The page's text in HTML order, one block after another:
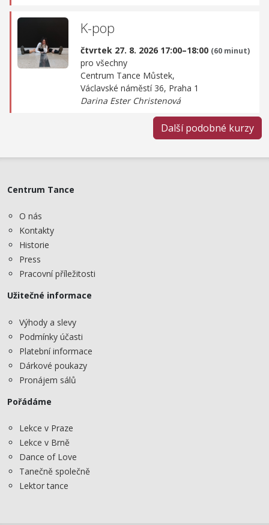
K-pop
čtvrtek 27. 8. 2026 17:00–18:00 (60 minut)
pro všechny
Centrum Tance Můstek,
Václavské náměstí 36, Praha 1
Darina Ester Christenová
Další podobné kurzy
Centrum Tance
O nás
Kontakty
Historie
Press
Pracovní příležitosti
Užitečné informace
Výhody a slevy
Podmínky účasti
Platební informace
Dárkové poukazy
Pronájem sálů
Pořádáme
Lekce v Praze
Lekce v Brně
Dance of Love
Tanečně společně
Lektor tance